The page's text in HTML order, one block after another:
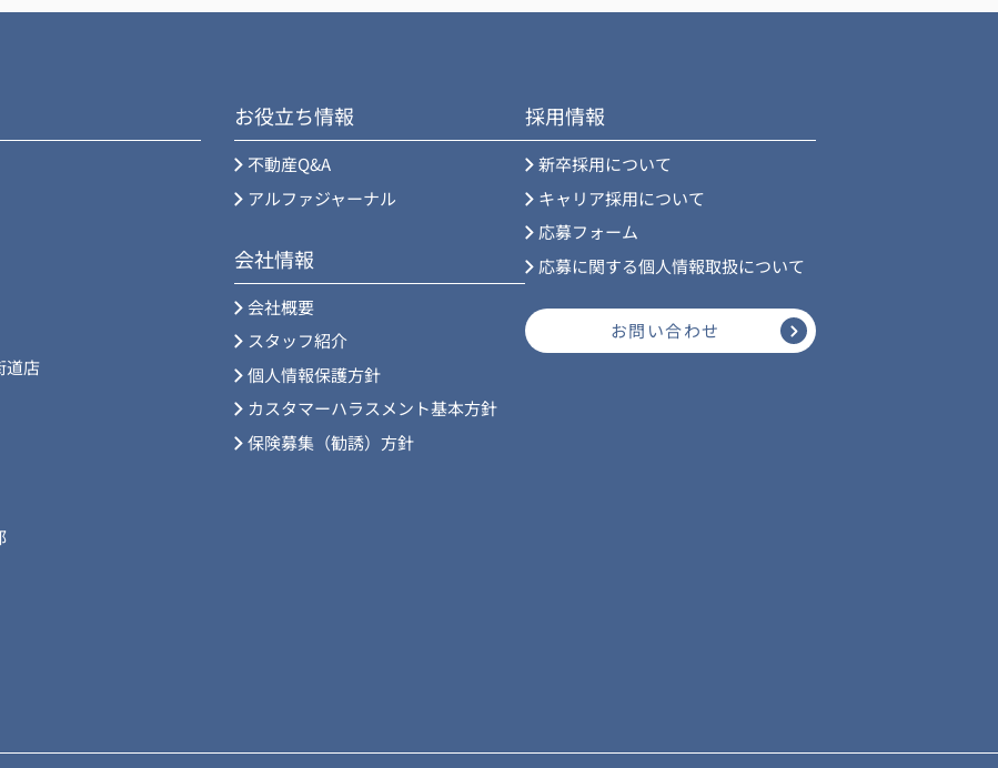
道店
お役立ち情報
不動産Q&A
アルファジャーナル
会社情報
会社概要
スタッフ紹介
個人情報保護方針
カスタマーハラスメント基本方針
保険募集（勧誘）方針
採用情報
新卒採用について
キャリア採用について
応募フォーム
応募に関する個人情報取扱について
お問い合わせ